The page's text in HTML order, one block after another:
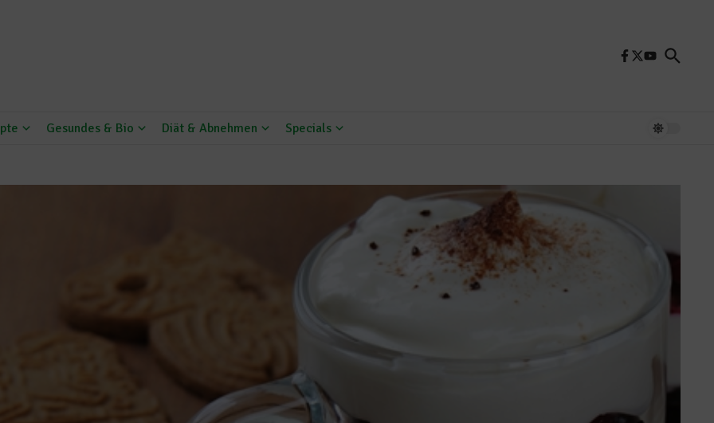
Gesundes & Bio Diät & Abnehmen Specials